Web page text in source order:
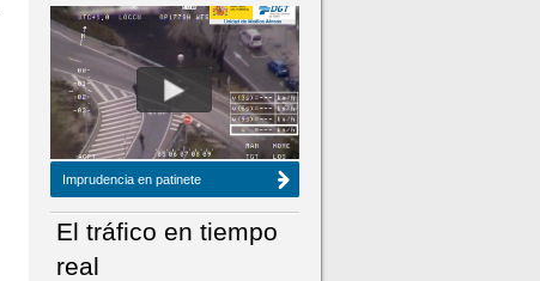
NÚMERO ACTUAL HEMEROTECA
Imprudencia en patinete
El tráfico en tiempo
real